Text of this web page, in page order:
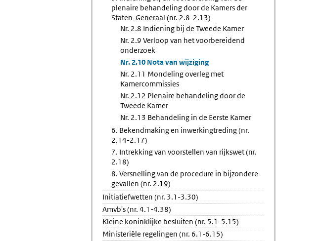
plenaire behandeling door de Kamers der
Staten-Generaal (nr. 2.8-2.13)
Nr. 2.8 Indiening bij de Tweede Kamer
Nr. 2.9 Verloop van het voorbereidend
onderzoek
Nr. 2.10 Nota van wijziging
Nr. 2.11 Mondeling overleg met
Kamercommissies
Nr. 2.12 Plenaire behandeling door de
Tweede Kamer
Nr. 2.13 Behandeling in de Eerste Kamer
6. Bekendmaking en inwerkingtreding (nr.
2.14-2.17)
7. Intrekking van voorstellen van rijkswet (nr.
2.18)
8. Versnelling van de procedure in bijzondere
gevallen (nr. 2.19)
Initiatiefwetten (nr. 3.1-3.30)
Amvb's (nr. 4.1-4.38)
Kleine koninklijke besluiten (nr. 5.1-5.15)
Ministeriële regelingen (nr. 6.1-6.15)